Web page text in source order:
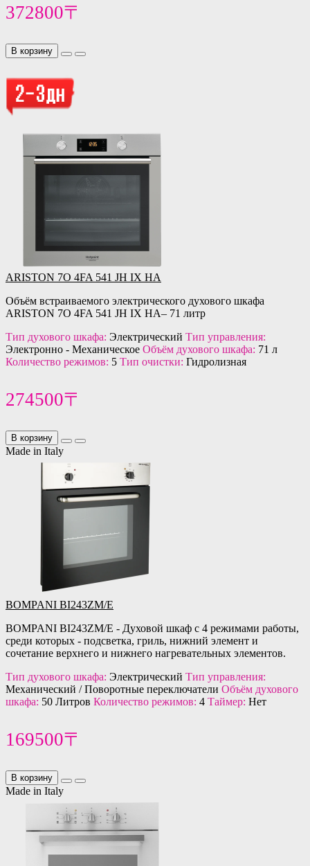
372800〒
В корзину
ARISTON 7O 4FA 541 JH IX HA
Объём встраиваемого электрического духового шкафа
ARISTON 7O 4FA 541 JH IX HA– 71 литр
Тип духового шкафа: Электрический Тип управления:
Электронно - Механическое Объём духового шкафа: 71 л
Количество режимов: 5 Тип очистки: Гидролизная
274500〒
В корзину
Made in Italy
BOMPANI BI243ZM/E
BOMPANI BI243ZM/E - Духовой шкаф с 4 режимами работы,
среди которых - подсветка, гриль, нижний элемент и
сочетание верхнего и нижнего нагревательных элементов.
Тип духового шкафа: Электрический Тип управления:
Механический / Поворотные переключатели Объём духового
шкафа: 50 Литров Количество режимов: 4 Таймер: Нет
169500〒
В корзину
Made in Italy